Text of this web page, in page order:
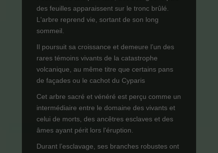
des feuilles apparaissent sur le tronc brûlé.
L'arbre reprend vie, sortant de son long
sommeil.
Il poursuit sa croissance et demeure l’un des
rares témoins vivants de la catastrophe
volcanique, au même titre que certains pans
de façades ou le cachot du Cyparis
Cet arbre sacré et vénéré est perçu comme un
intermédiaire entre le domaine des vivants et
celui de morts, des ancêtres esclaves et des
âmes ayant périt lors l'éruption.
Durant l’esclavage, ses branches robustes ont